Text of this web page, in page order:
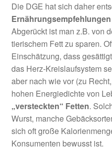
Die DGE hat sich daher
Abgerückt ist man z.B. von
tierischem Fett zu sparen.
Einschätzung, dass
das Herz-Kreislaufsystem
aber nach wie vor (zu
hohen Energiedichte von
„versteckten“ Fetten.
Wurst, manche
sich oft große
Konsumenten bewusst ist.